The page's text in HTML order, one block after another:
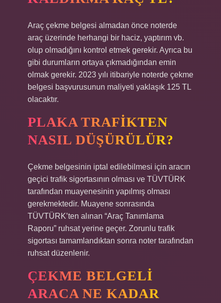
Araç çekme belgesi almadan önce noterde
araç üzerinde herhangi bir haciz, yaptırım vb.
olup olmadığını kontrol etmek gerekir. Ayrıca bu
gibi durumların ortaya çıkmadığından emin
olmak gerekir. 2023 yılı itibariyle noterde çekme
belgesi başvurusunun maliyeti yaklaşık 125 TL
olacaktır.
PLAKA TRAFIKTEN
NASIL DÜŞÜRÜLÜR?
Çekme belgesinin iptal edilebilmesi için aracın
geçici trafik sigortasının olması ve TÜVTÜRK
tarafından muayenesinin yapılmış olması
gerekmektedir. Muayene sonrasında
TÜVTÜRK’ten alınan “Araç Tanımlama
Raporu” ruhsat yerine geçer. Zorunlu trafik
sigortası tamamlandıktan sonra noter tarafından
ruhsat düzenlenir.
ÇEKME BELGELI
ARACA NE KADAR